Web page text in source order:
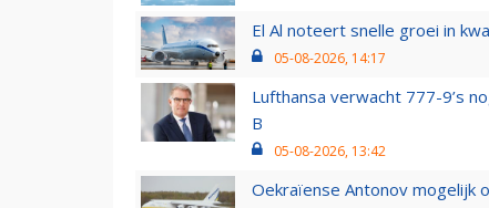
El Al noteert snelle groei in
05-08-2026, 14:17
Lufthansa verwacht 777-9’s
B
05-08-2026, 13:42
Oekraïense Antonov mogelijk